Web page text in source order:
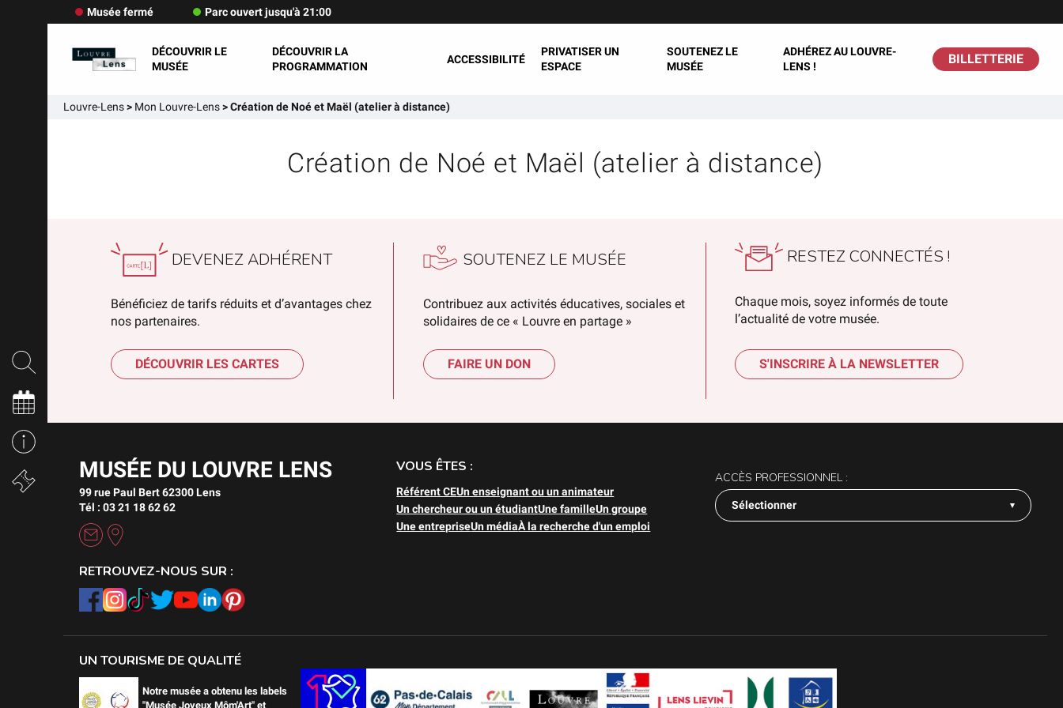
Musée fermé Parc ouvert jusqu'à 21:00
DÉCOUVRIR LE
MUSÉE
DÉCOUVRIR LA
PROGRAMMATION
ACCESSIBILITÉ
PRIVATISER UN
ESPACE
SOUTENEZ LE
MUSÉE
ADHÉREZ AU LOUVRE-
LENS !
BILLETTERIE
Louvre-Lens> Mon Louvre-Lens>Création de Noé et Maël (atelier à distance)
Création de Noé et Maël (atelier à distance)
DEVENEZ ADHÉRENT
Bénéficiez de tarifs réduits et d’avantages chez
nos partenaires.
DÉCOUVRIR LES CARTES
SOUTENEZ LE MUSÉE
Contribuez aux activités éducatives, sociales et
solidaires de ce « Louvre en partage »
FAIRE UN DON
RESTEZ CONNECTÉS !
Chaque mois, soyez informés de toute
l’actualité de votre musée.
S'INSCRIRE À LA NEWSLETTER
MUSÉE DU LOUVRE LENS
99 rue Paul Bert 62300 Lens
Tél : 03 21 18 62 62
RETROUVEZ-NOUS SUR :
VOUS ÊTES :
Référent CEUn enseignant ou un animateur
Un chercheur ou un étudiantUne familleUn groupe
Une entrepriseUn médiaÀ la recherche d'un emploi
ACCÈS PROFESSIONNEL :
Sélectionner
UN TOURISME DE QUALITÉ
Notre musée a obtenu les labels
"Musée Joyeux Môm'Art" et